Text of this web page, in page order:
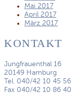
Mai 2017
April 2017
März 2017
KONTAKT
Jungfrauenthal 16
20149 Hamburg
Tel. 040/42 10 45 56
Fax 040/42 10 86 40